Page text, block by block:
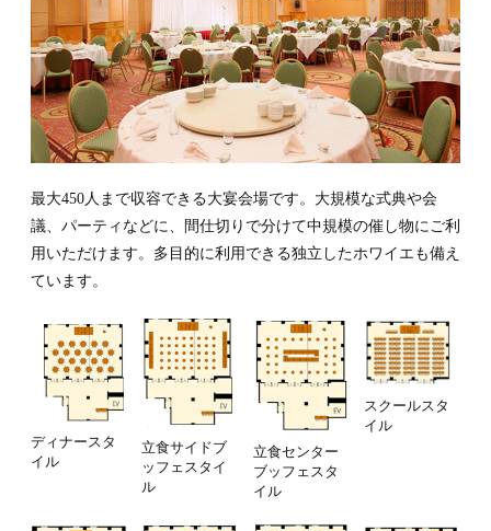
最大450人まで収容できる大宴会場です。大規模な式典や会
議、パーティなどに、間仕切りで分けて中規模の催し物にご利
用いただけます。多目的に利用できる独立したホワイエも備え
ています。
ディナースタ
イル
立食サイドブ
ッフェスタイ
ル
立食センター
ブッフェスタ
イル
スクールスタ
イル